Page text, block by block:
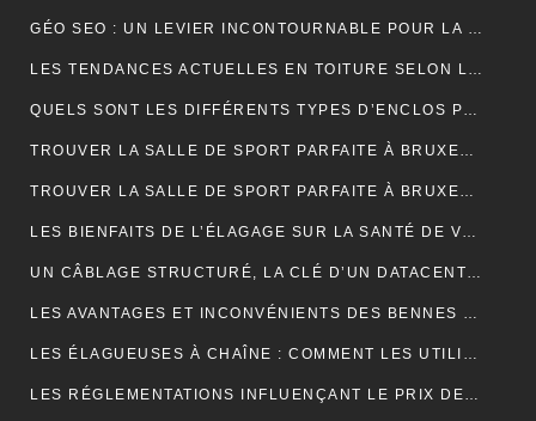
GÉO SEO : UN LEVIER INCONTOURNABLE POUR LA VISIBILITÉ LOCALE
LES TENDANCES ACTUELLES EN TOITURE SELON LES COUVREURS EXPÉRIMENTÉS
QUELS SONT LES DIFFÉRENTS TYPES D’ENCLOS POUR ANIMAUX ?
TROUVER LA SALLE DE SPORT PARFAITE À BRUXELLES : BIEN PLUS QU’UNE QUESTION D’ADRESSE
TROUVER LA SALLE DE SPORT PARFAITE À BRUXELLES : BIEN PLUS QU’UNE QUESTION D’ADRESSE
LES BIENFAITS DE L’ÉLAGAGE SUR LA SANTÉ DE VOS ARBRES
UN CÂBLAGE STRUCTURÉ, LA CLÉ D’UN DATACENTER MAINTENABLE
LES AVANTAGES ET INCONVÉNIENTS DES BENNES DE LOCATION À PRIX RÉDUIT
LES ÉLAGUEUSES À CHAÎNE : COMMENT LES UTILISER EFFICACEMENT
LES RÉGLEMENTATIONS INFLUENÇANT LE PRIX DES DÉCHARGES DE BENNE